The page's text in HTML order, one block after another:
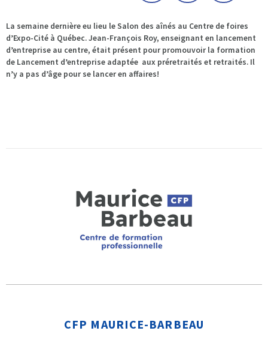
La semaine dernière eu lieu le Salon des aînés au Centre de foires
d’Expo-Cité à Québec. Jean-François Roy, enseignant en lancement
d’entreprise au centre, était présent pour promouvoir la formation
de Lancement d’entreprise adaptée aux préretraités et retraités. Il
n’y a pas d’âge pour se lancer en affaires!
CFP MAURICE-BARBEAU